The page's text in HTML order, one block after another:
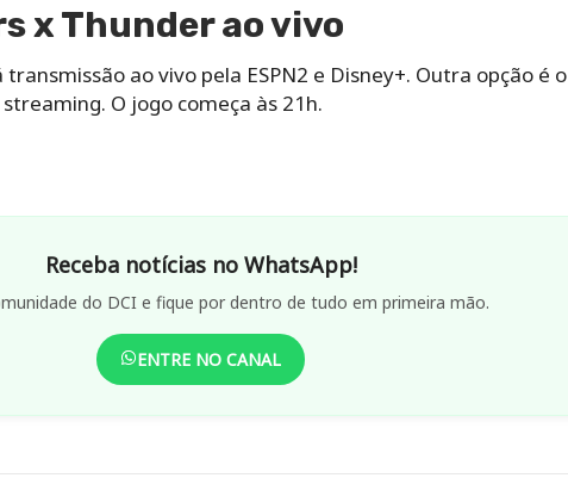
x Thunder ao vivo
ao vivo pela ESPN2 e Disney+. Outra opção é o
O jogo começa às 21h.
Receba notícias no WhatsApp!
do DCI e fique por dentro de tudo em primeira mão.
ENTRE NO CANAL